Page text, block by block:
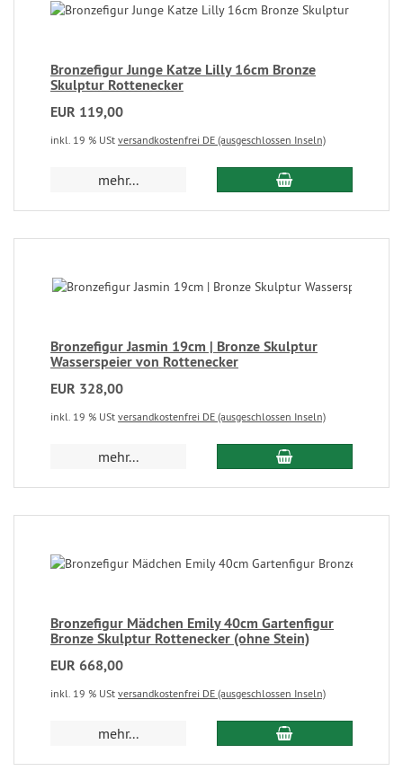
Bronzefigur Junge Katze Lilly 16cm Bronze
Skulptur Rottenecker
EUR 119,00
inkl. 19 % USt versandkostenfrei DE (ausgeschlossen Inseln)
mehr...
Bronzefigur Jasmin 19cm | Bronze Skulptur
Wasserspeier von Rottenecker
EUR 328,00
inkl. 19 % USt versandkostenfrei DE (ausgeschlossen Inseln)
mehr...
Bronzefigur Mädchen Emily 40cm Gartenfigur
Bronze Skulptur Rottenecker (ohne Stein)
EUR 668,00
inkl. 19 % USt versandkostenfrei DE (ausgeschlossen Inseln)
mehr...